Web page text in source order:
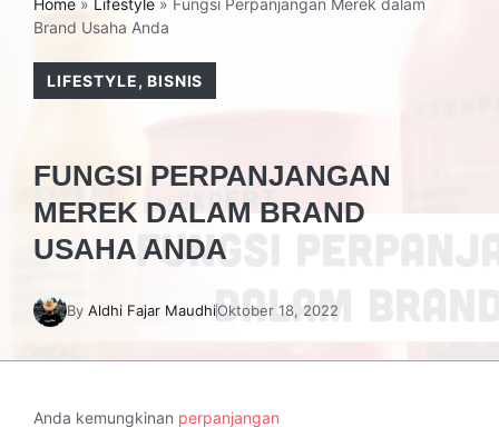
Home » Lifestyle » Fungsi Perpanjangan Merek dalam
Brand Usaha Anda
LIFESTYLE,BISNIS
FUNGSI PERPANJANGAN
MEREK DALAM BRAND
USAHA ANDA
By Aldhi Fajar MaudhiOktober 18, 2022
Anda kemungkinan perpanjangan